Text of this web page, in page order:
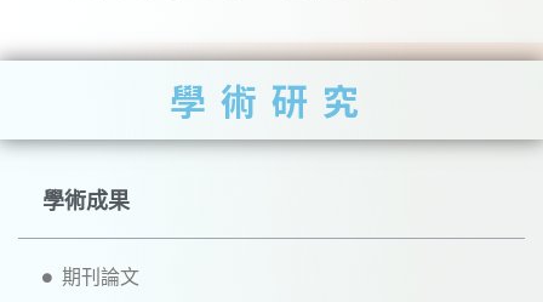
學術研究
學術成果
期刊論文